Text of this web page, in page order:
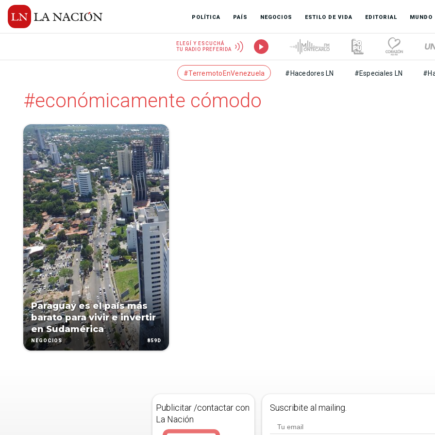
POLÍTICA PAÍS NEGOCIOS ESTILO DE VIDA EDITORIAL MUNDO
ELEGÍ Y ESCUCHÁ
TU RADIO PREFERIDA
#TerremotoEnVenezuela #Hacedores LN #Especiales LN
#económicamente cómodo
Paraguay es el país más
barato para vivir e invertir
en Sudamérica
NEGOCIOS 859D
Publicitar /contactar con
La Nación
Suscribite al mailing.